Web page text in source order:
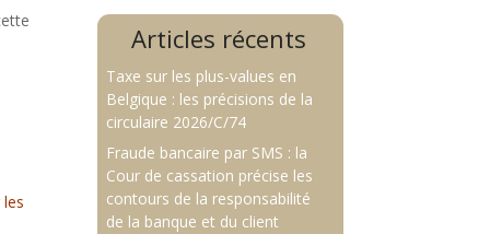
Articles récents
Taxe sur les plus-values en
Belgique : les précisions de la
circulaire 2026/C/74
Fraude bancaire par SMS : la
Cour de cassation précise les
contours de la responsabilité
de la banque et du client